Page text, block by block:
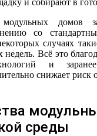
домов
со
случаях
недель. Всё это
и
снижает
среды